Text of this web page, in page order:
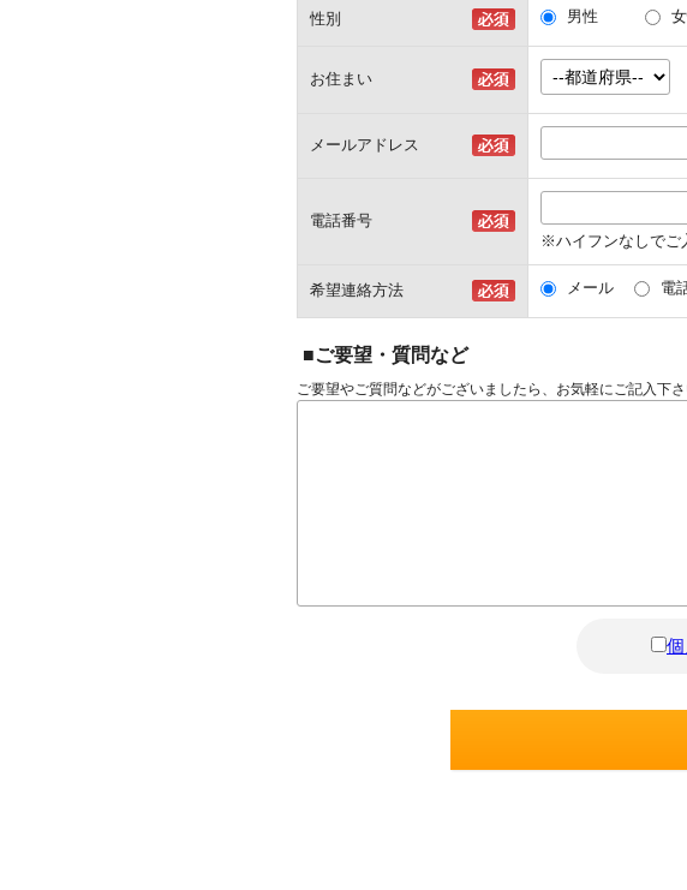
性別 男性
お住まい
メールアドレス
電話番号
※ハイフンなしでご
希望連絡方法 メール 電
■ご要望・質問など
ご要望やご質問などがございましたら、お気軽にご記入下